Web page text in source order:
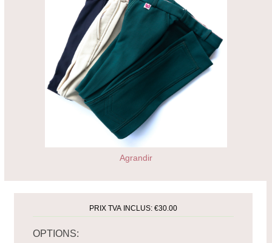
Agrandir
PRIX TVA INCLUS:€30.00
OPTIONS: